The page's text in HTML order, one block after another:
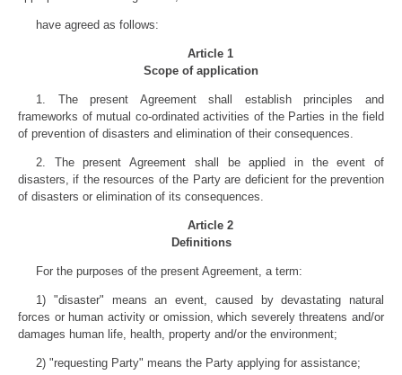
have agreed as follows:
Article 1
Scope of application
1. The present Agreement shall establish principles and
frameworks of mutual co-ordinated activities of the Parties in the field
of prevention of disasters and elimination of their consequences.
2. The present Agreement shall be applied in the event of
disasters, if the resources of the Party are deficient for the prevention
of disasters or elimination of its consequences.
Article 2
Definitions
For the purposes of the present Agreement, a term:
1) "disaster" means an event, caused by devastating natural
forces or human activity or omission, which severely threatens and/or
damages human life, health, property and/or the environment;
2) "requesting Party" means the Party applying for assistance;